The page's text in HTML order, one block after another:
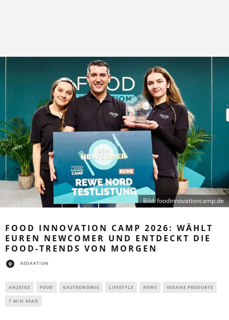
Bild: foodinnovationcamp.de
FOOD INNOVATION CAMP 2026: WÄHLT
EUREN NEWCOMER UND ENTDECKT DIE
FOOD-TRENDS VON MORGEN
REDAKTION
ANZEIGE FOOD GASTRONOMIE LIFESTYLE NEWS VEGANE PRODUKTE
7 MIN READ